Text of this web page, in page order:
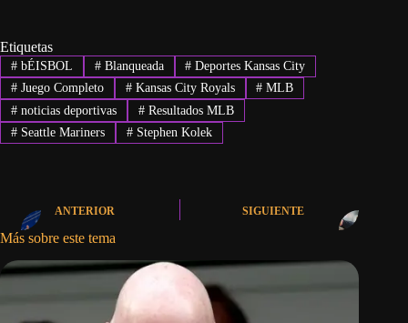
Etiquetas
#bÉISBOL #Blanqueada # Deportes Kansas City
#Juego Completo #Kansas City Royals # MLB
#noticias deportivas #Resultados MLB
#Seattle Mariners #Stephen Kolek
ANTERIOR SIGUIENTE
Más sobre este tema